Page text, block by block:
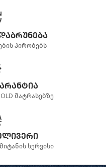
პირობებს
მატრასებზე
სერვისი